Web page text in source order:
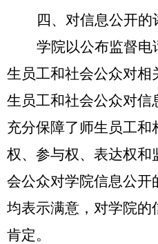
四、对信息公开的
学院以公布监督电
生员工和社会公众对
生员工和社会公众对信
充分保障了师生员工和
权、参与权、表达权和
会公众对学院信息公开
均表示满意，对学院的
肯定。